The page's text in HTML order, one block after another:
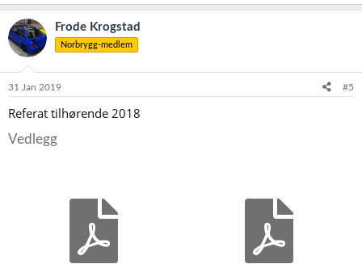
Frode Krogstad
Norbrygg-medlem
31 Jan 2019 #5
Referat tilhørende 2018
Vedlegg